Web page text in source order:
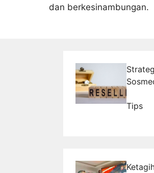
dan berkesinambungan.
Tips